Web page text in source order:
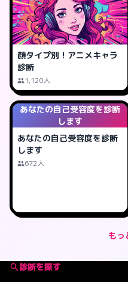
顔タイプ別！アニメキャラ
診断
1,120人
あなたの自己受容度を診断
します
あなたの自己受容度を診断
します
672人
もっ
診断を探す